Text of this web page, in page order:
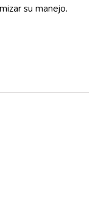
su manejo.